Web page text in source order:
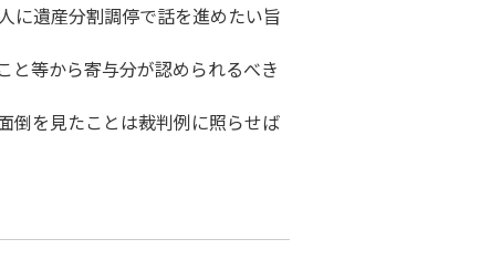
に遺産分割調停で話を進めたい旨
と等から寄与分が認められるべき
倒を見たことは裁判例に照らせば